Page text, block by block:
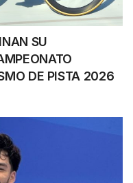
SU
DE PISTA 2026